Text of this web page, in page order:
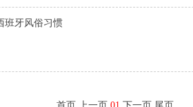
班牙风俗习惯